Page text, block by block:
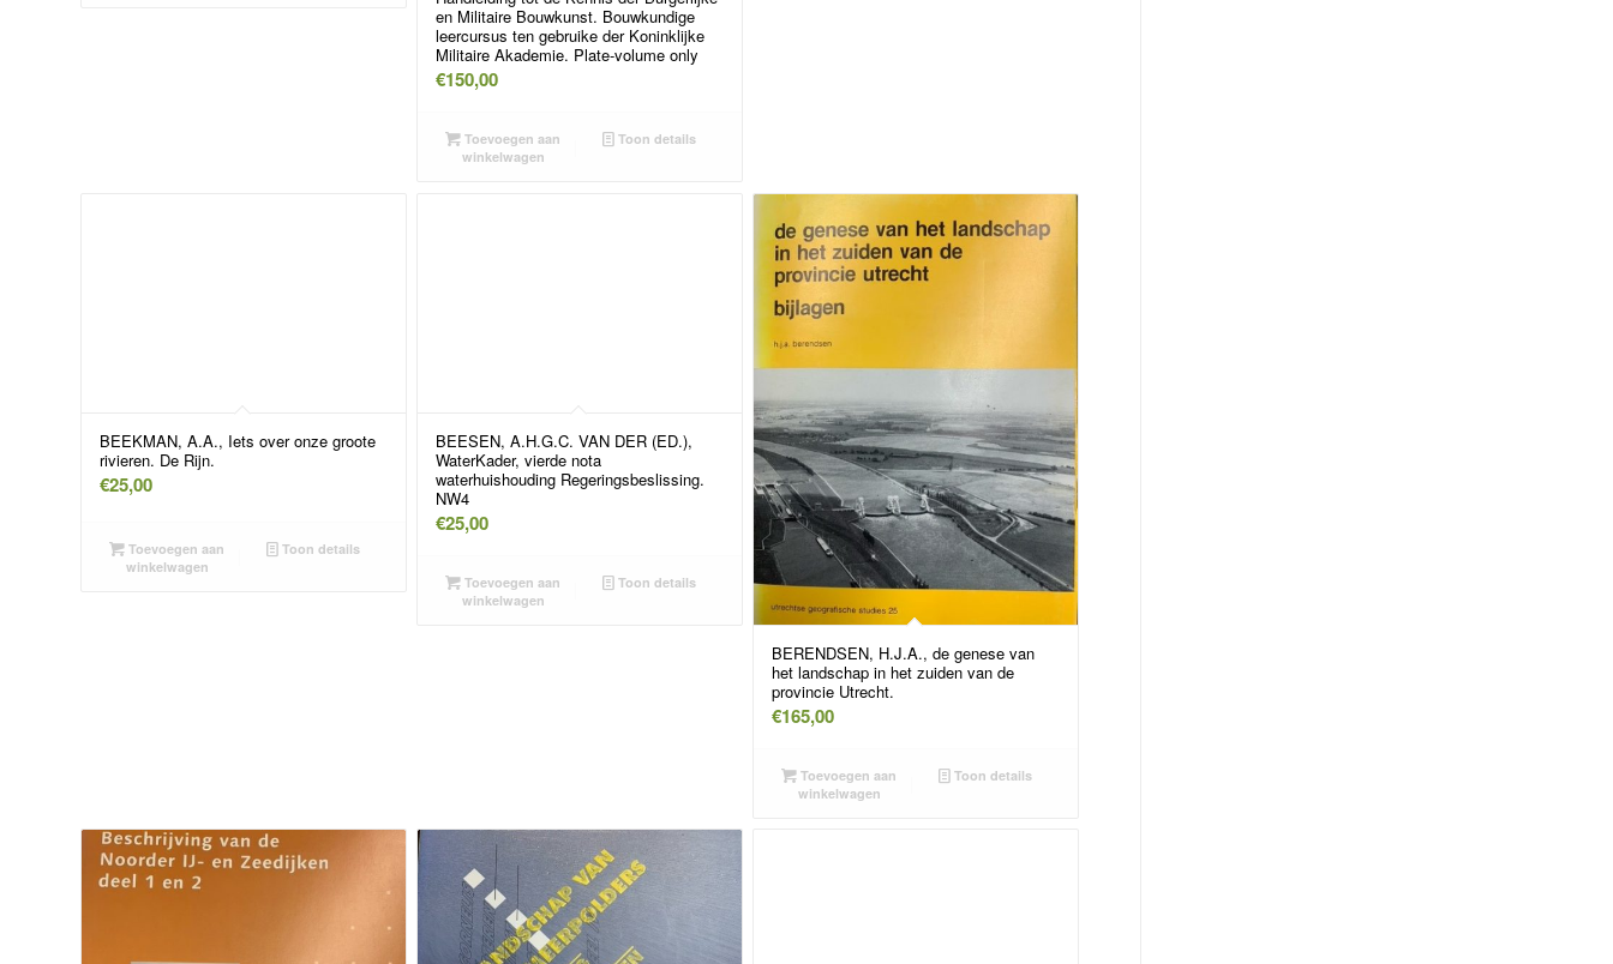
en Militaire Bouwkunst. Bouwkundige
leercursus ten gebruike der Koninklijke
Militaire Akademie. Plate-volume only
€150,00
Toevoegen aan
winkelwagen
Toon details
BEEKMAN, A.A., Iets over onze groote
rivieren. De Rijn.
€25,00
Toevoegen aan
winkelwagen
Toon details
BEESEN, A.H.G.C. VAN DER (ED.),
WaterKader, vierde nota
waterhuishouding Regeringsbeslissing.
NW4
€25,00
Toevoegen aan
winkelwagen
Toon details
BERENDSEN, H.J.A., de genese van
het landschap in het zuiden van de
provincie Utrecht.
€165,00
Toevoegen aan
winkelwagen
Toon details